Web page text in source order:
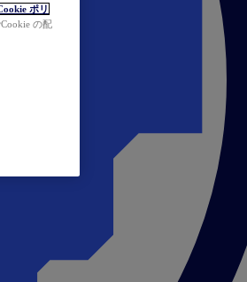
ポリ
の配